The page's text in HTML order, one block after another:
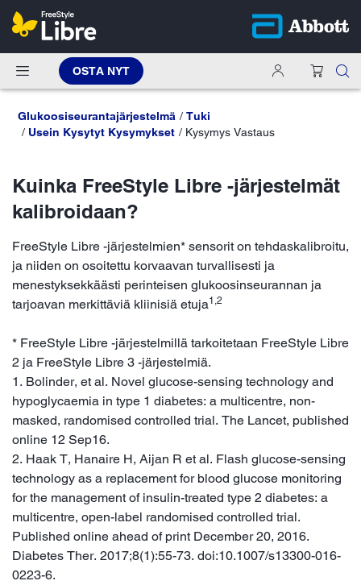
OSTA NYT
Glukoosiseurantajärjestelmä
Tuki
Usein Kysytyt Kysymykset
Kysymys Vastaus
Kuinka FreeStyle Libre -järjestelmät
kalibroidaan?
FreeStyle Libre -järjestelmien* sensorit on tehdaskalibroitu,
ja niiden on osoitettu korvaavan turvallisesti ja
menestyksekkäästi perinteisen glukoosinseurannan ja
tarjoavan merkittäviä kliinisiä etuja1,2
* FreeStyle Libre -järjestelmillä tarkoitetaan FreeStyle Libre
2 ja FreeStyle Libre 3 -järjestelmiä.
1. Bolinder, et al. Novel glucose-sensing technology and
hypoglycaemia in type 1 diabetes: a multicentre, non-
masked, randomised controlled trial. The Lancet, published
online 12 Sep16.
2. Haak T, Hanaire H, Aijan R et al. Flash glucose-sensing
technology as a replacement for blood glucose monitoring
for the management of insulin-treated type 2 diabetes: a
multicentre, open-label randomised controlled trial.
Published online ahead of print December 20, 2016.
Diabetes Ther. 2017;8(1):55-73. doi:10.1007/s13300-016-
0223-6.